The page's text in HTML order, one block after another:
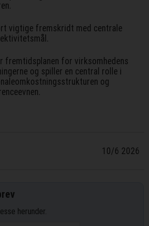
vigtige fremskridt med centrale
fremtidsplanen for virksomhedens
og spiller en central rolle i
og
10/6 2026
herunder.